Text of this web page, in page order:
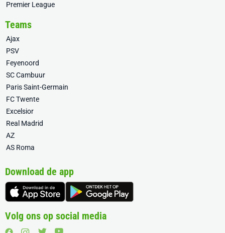
Premier League
Teams
Ajax
PSV
Feyenoord
SC Cambuur
Paris Saint-Germain
FC Twente
Excelsior
Real Madrid
AZ
AS Roma
Download de app
Volg ons op social media